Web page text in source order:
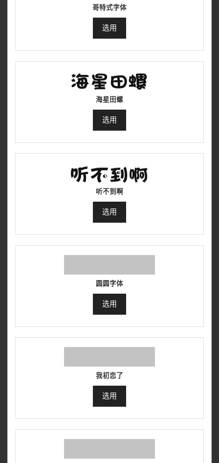
哥特式字体
选用
海星田螺
选用
听不到啊
选用
圆圆字体
选用
我初恋了
选用